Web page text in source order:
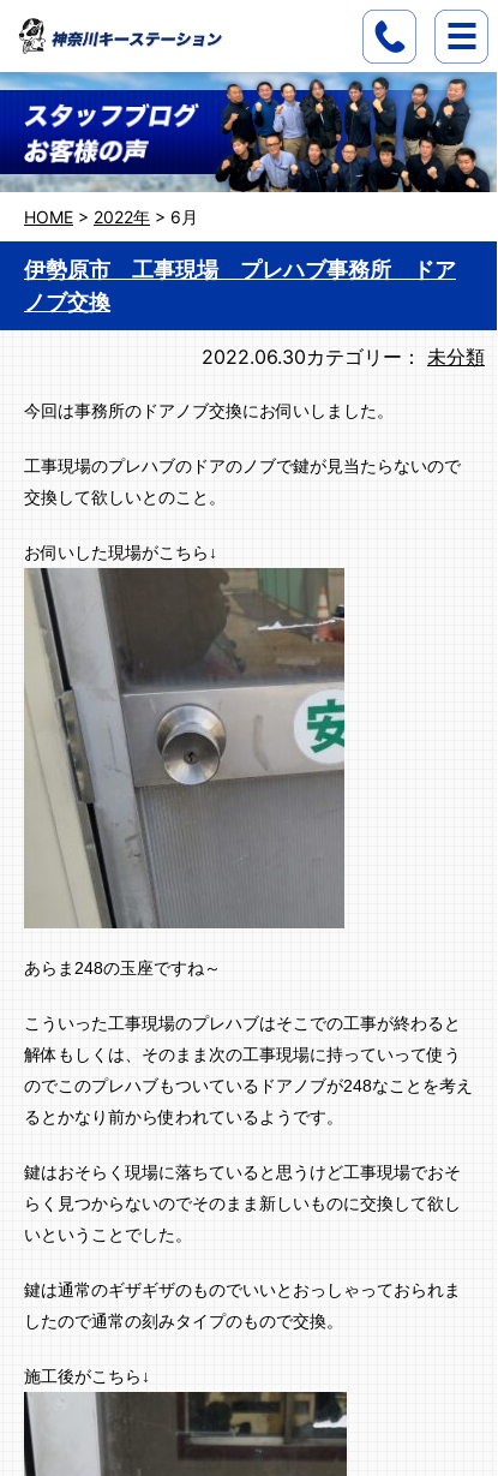
HOME > 2022年 > 6月
伊勢原市 工事現場 プレハブ事務所 ドア
ノブ交換
2022.06.30カテゴリー： 未分類
今回は事務所のドアノブ交換にお伺いしました。
工事現場のプレハブのドアのノブで鍵が見当たらないので
交換して欲しいとのこと。
お伺いした現場がこちら↓
あらま248の玉座ですね～
こういった工事現場のプレハブはそこでの工事が終わると
解体もしくは、そのまま次の工事現場に持っていって使う
のでこのプレハブもついているドアノブが248なことを考え
るとかなり前から使われているようです。
鍵はおそらく現場に落ちていると思うけど工事現場でおそ
らく見つからないのでそのまま新しいものに交換して欲し
いということでした。
鍵は通常のギザギザのものでいいとおっしゃっておられま
したので通常の刻みタイプのもので交換。
施工後がこちら↓